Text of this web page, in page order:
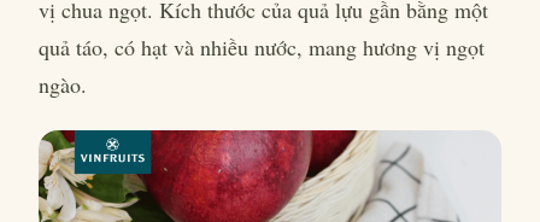
vị chua ngọt. Kích thước của quả lựu gần bằng một
quả táo, có hạt và nhiều nước, mang hương vị ngọt
ngào.